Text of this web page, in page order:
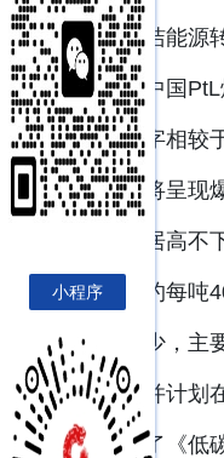
动清洁能源
注。中国
一数字相较
几年将呈现
成本居高
平（约每吨
量较少，
线，并计划
发布了《
小程序